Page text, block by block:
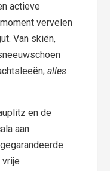
actieve
vervelen
Van skiën,
alles
en de
aan